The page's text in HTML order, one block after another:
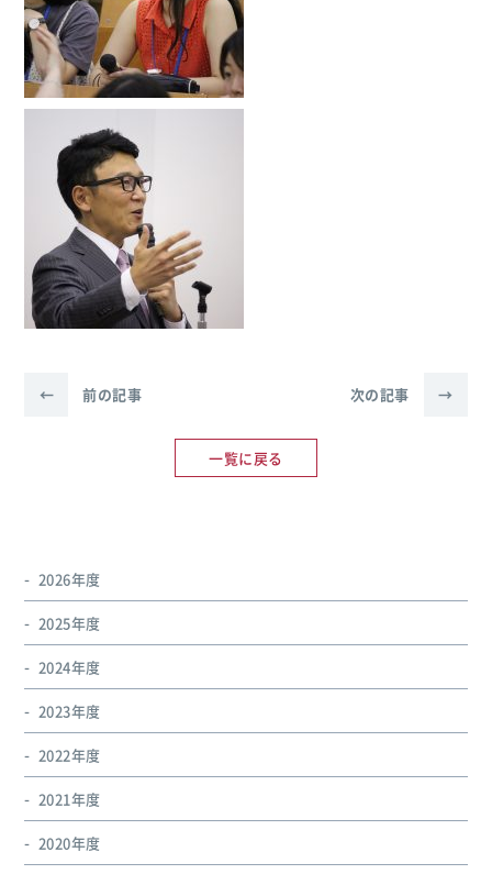
← 前の記事
一覧に戻る
次の記事 →
2026年度
2025年度
2024年度
2023年度
2022年度
2021年度
2020年度